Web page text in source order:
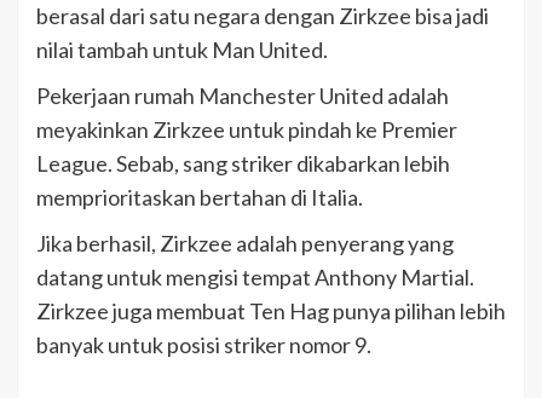
berasal dari satu negara dengan Zirkzee bisa jadi
nilai tambah untuk Man United.
Pekerjaan rumah Manchester United adalah
meyakinkan Zirkzee untuk pindah ke Premier
League. Sebab, sang striker dikabarkan lebih
memprioritaskan bertahan di Italia.
Jika berhasil, Zirkzee adalah penyerang yang
datang untuk mengisi tempat Anthony Martial.
Zirkzee juga membuat Ten Hag punya pilihan lebih
banyak untuk posisi striker nomor 9.